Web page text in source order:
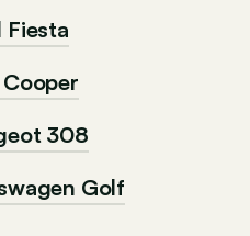
Fiesta
308
Golf